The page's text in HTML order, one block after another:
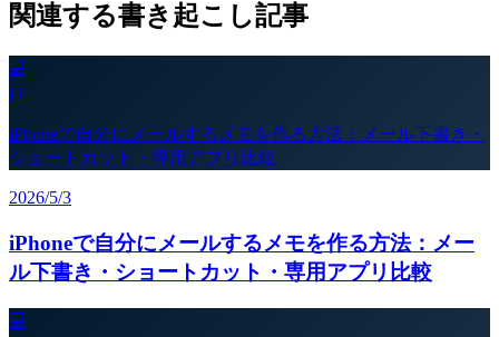
関連する書き起こし記事
💻
IT
iPhoneで自分にメールするメモを作る方法：メール下書き・
ショートカット・専用アプリ比較
2026/5/3
iPhoneで自分にメールするメモを作る方法：メー
ル下書き・ショートカット・専用アプリ比較
💻